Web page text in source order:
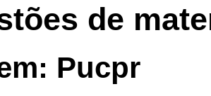
de
Pucpr